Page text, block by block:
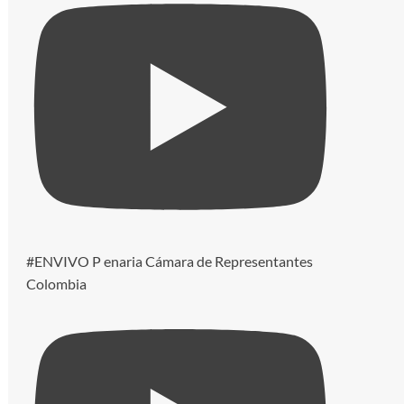
#ENVIVO P enaria Cámara de Representantes
Colombia